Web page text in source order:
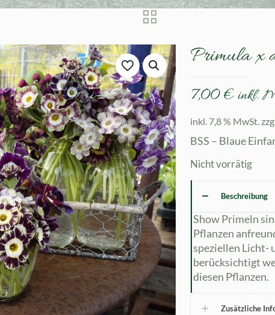
Primula x
7,00€ inkl.
inkl. 7,8 % MwSt.
BSS – Blaue
Nicht vorrätig
Beschreibung
Show Primeln
Pflanzen
speziellen Licht-
berücksichtigt
diesen Pflanzen.
Zusätzliche